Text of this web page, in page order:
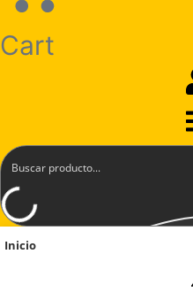
Cart
Inicio